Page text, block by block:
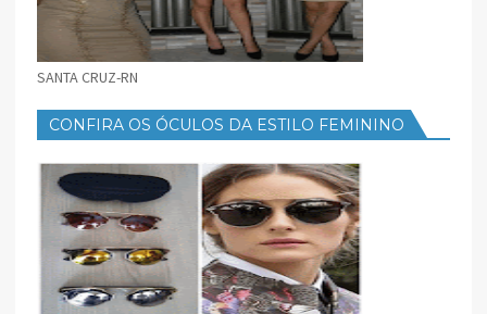
SANTA CRUZ-RN
CONFIRA OS ÓCULOS DA ESTILO FEMININO